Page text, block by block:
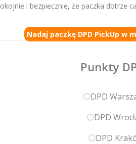
i bezpiecznie, że paczka dotrze
Nadaj paczkę DPD PickUp w
Punkty
DPD
DPD
DPD